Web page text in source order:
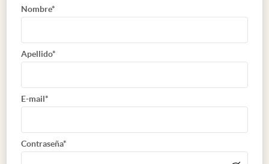
Nombre*
Apellido*
E-mail*
Contraseña*